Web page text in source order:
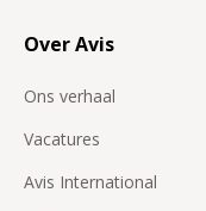
Over Avis
Ons verhaal
Vacatures
Avis International